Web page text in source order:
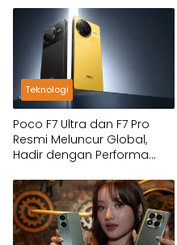
Teknologi
Poco F7 Ultra dan F7 Pro
Resmi Meluncur Global,
Hadir dengan Performa